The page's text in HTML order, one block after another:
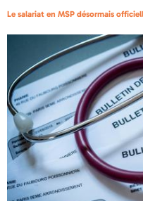
Le salariat en MSP désormais